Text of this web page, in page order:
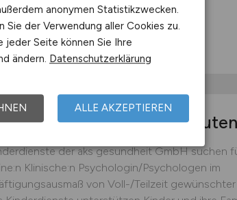
HEALTH PROFESSIONALS GMBH
Dornbirn
Ergotherapeuten
der aks gesundheit GmbH suchen
Klinische:n Psychologin/Psychologen im
von Voll-/Teilzeit
anonymen Statistikzwecken.
Sie der Verwendung aller Cookies zu.
jeder Seite können Sie Ihre
ändern. Datenschutzerklärung
ALLE AKZEPTIEREN